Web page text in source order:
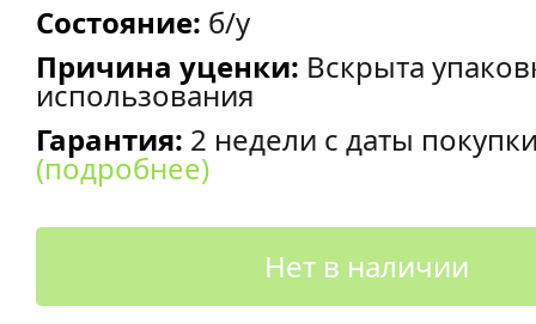
Состояние: б/у
Причина уценки: Вскрыта
использования
Гарантия: 2 недели с даты
(подробнее)
Нет в наличии